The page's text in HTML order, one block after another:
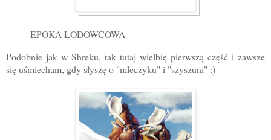
EPOKA LODOWCOWA
Podobnie jak w Shreku, tak tutaj wielbię pierwszą część i zawsze
się uśmiecham, gdy słyszę o "mleczyku" i "szyszuni" :)